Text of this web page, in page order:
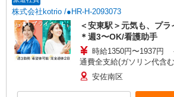
株式会社kotrio /●HR-H-2093073
＜安東駅＞元気も、プ
＊週3〜OK/看護助手
時給1350円〜1937円
通費全支給(ガソリン代含
安佐南区